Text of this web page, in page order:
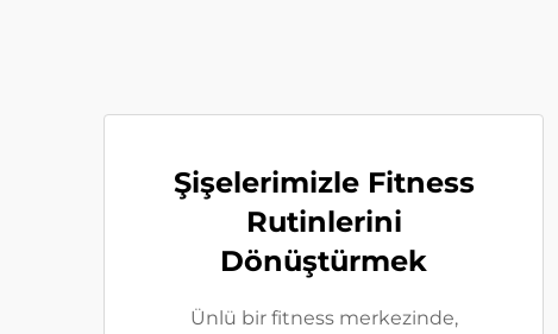
Şişelerimizle Fitness
Rutinlerini
Dönüştürmek
Ünlü bir fitness merkezinde,